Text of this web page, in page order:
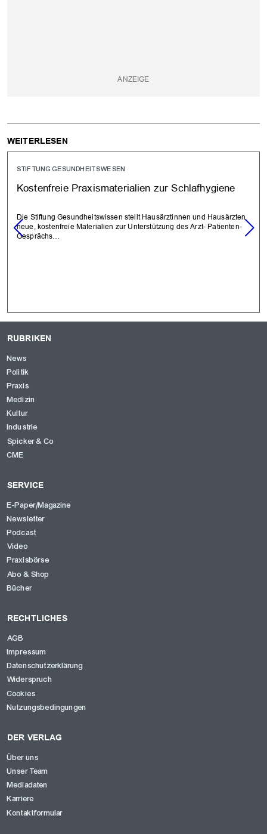
WEITERLESEN
STIFTUNG GESUNDHEITSWESEN
Kostenfreie Praxismaterialien zur Schlafhygiene
Die Stiftung Gesundheitswissen stellt Hausärztinnen und Hausärzten
neue, kostenfreie Materialien zur Unterstützung des Arzt- Patienten-
Gesprächs…
RUBRIKEN
News
Politik
Praxis
Medizin
Kultur
Industrie
Spicker & Co
CME
SERVICE
E-Paper/Magazine
Newsletter
Podcast
Video
Praxisbörse
Abo & Shop
Bücher
RECHTLICHES
AGB
Impressum
Datenschutzerklärung
Widerspruch
Cookies
Nutzungsbedingungen
DER VERLAG
Über uns
Unser Team
Mediadaten
Karriere
Kontaktformular